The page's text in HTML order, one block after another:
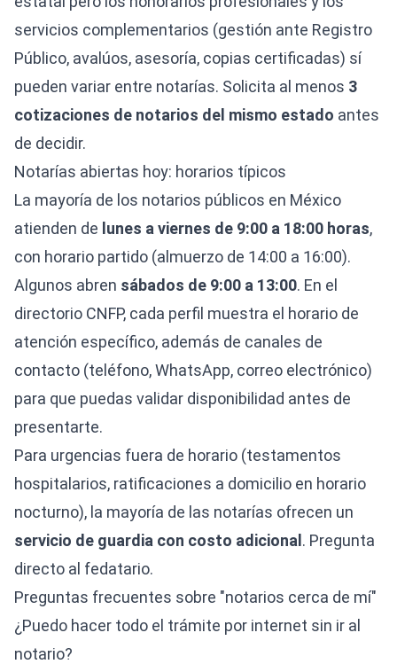
servicios complementarios (gestión ante Registro
Público, avalúos, asesoría, copias certificadas) sí
pueden variar entre notarías. Solicita al menos 3
cotizaciones de notarios del mismo estado antes
de decidir.
Notarías abiertas hoy: horarios típicos
La mayoría de los notarios públicos en México
atienden de lunes a viernes de 9:00 a 18:00 horas,
con horario partido (almuerzo de 14:00 a 16:00).
Algunos abren sábados de 9:00 a 13:00. En el
directorio CNFP, cada perfil muestra el horario de
atención específico, además de canales de
contacto (teléfono, WhatsApp, correo electrónico)
para que puedas validar disponibilidad antes de
presentarte.
Para urgencias fuera de horario (testamentos
hospitalarios, ratificaciones a domicilio en horario
nocturno), la mayoría de las notarías ofrecen un
servicio de guardia con costo adicional . Pregunta
directo al fedatario.
Preguntas frecuentes sobre "notarios cerca de mí"
¿Puedo hacer todo el trámite por internet sin ir al
notario?